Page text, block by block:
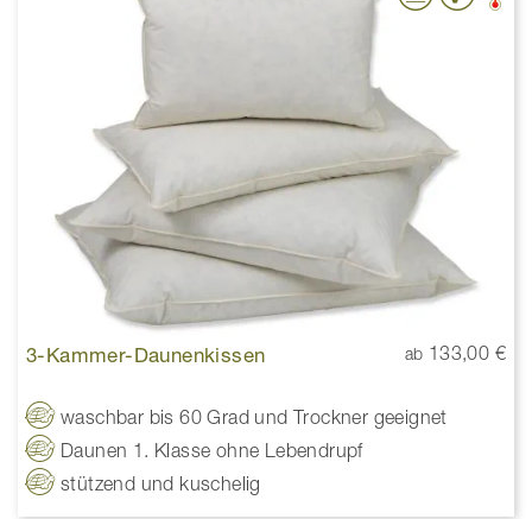
3-Kammer-Daunenkissen ab 133,00 €
waschbar bis 60 Grad und Trockner geeignet
Daunen 1. Klasse ohne Lebendrupf
stützend und kuschelig